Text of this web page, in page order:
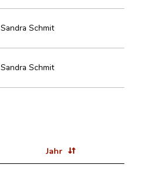
Sandra Schmit
Sandra Schmit
Jahr